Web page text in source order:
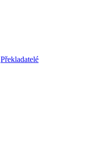
Překladatelé